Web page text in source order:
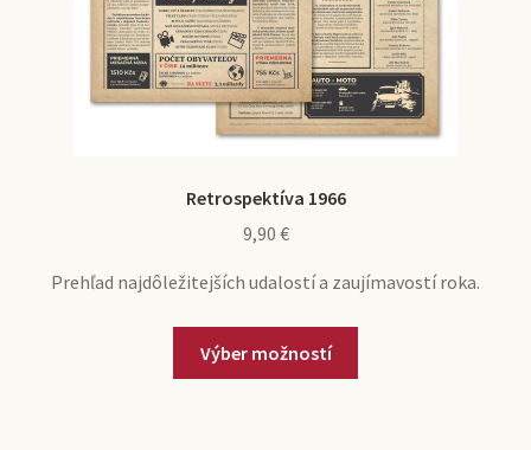
Retrospektíva 1966
9,90 €
Prehľad najdôležitejších udalostí a zaujímavostí roka.
Výber možností